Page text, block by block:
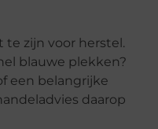
te zijn voor herstel.
blauwe plekken?
een belangrijke
daarop